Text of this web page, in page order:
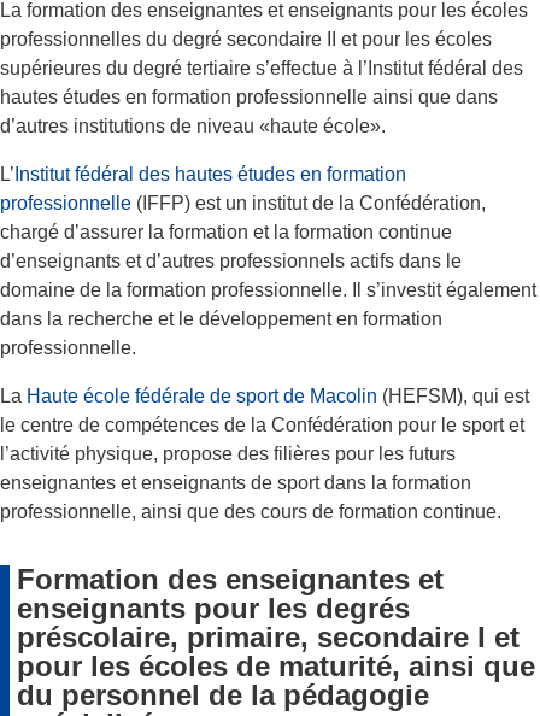
La formation des enseignantes et enseignants pour les écoles
professionnelles du degré secondaire II et pour les écoles
supérieures du degré tertiaire s’effectue à l’Institut fédéral des
hautes études en formation professionnelle ainsi que dans
d’autres institutions de niveau «haute école».
L’ Institut fédéral des hautes études en formation
professionnelle (IFFP) est un institut de la Confédération,
chargé d’assurer la formation et la formation continue
d’enseignants et d’autres professionnels actifs dans le
domaine de la formation professionnelle. Il s’investit également
dans la recherche et le développement en formation
professionnelle.
La Haute école fédérale de sport de Macolin (HEFSM), qui est
le centre de compétences de la Confédération pour le sport et
l’activité physique, propose des filières pour les futurs
enseignantes et enseignants de sport dans la formation
professionnelle, ainsi que des cours de formation continue.
Formation des enseignantes et
enseignants pour les degrés
préscolaire, primaire, secondaire I et
pour les écoles de maturité, ainsi que
du personnel de la pédagogie